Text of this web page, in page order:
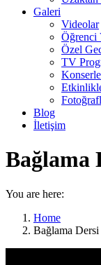
Galeri
Videolar
Öğrenci
Özel
TV
Blog
İletişim
Bağlama
You are here:
Home
Bağlama Dersi